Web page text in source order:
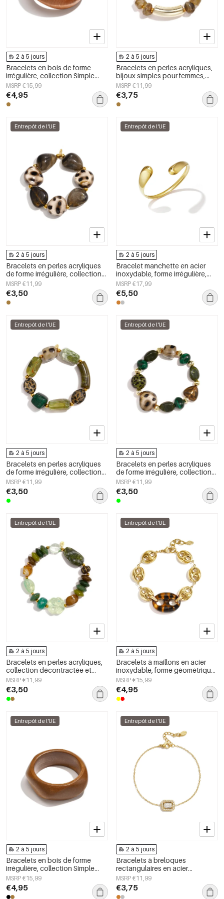
2 à 5 jours
Bracelets en bois de forme
irrégulière, collection Simple
Daily Simple, bijoux pour
femmes
MSRP €15,99
€4,95
2 à 5 jours
Bracelets en perles acryliques,
bijoux simples pour femmes,
collection Daily Simple
MSRP €11,99
€3,75
Entrepôt de l'UE
2 à 5 jours
Bracelets en perles acryliques
de forme irrégulière, collection
Simple Daily Simple, bijoux pour
femmes
MSRP €11,99
€3,50
Entrepôt de l'UE
2 à 5 jours
Bracelet manchette en acier
inoxydable, forme irrégulière,
collection Simple Daily Simple,
bijoux pour femmes
MSRP €17,99
€5,50
Entrepôt de l'UE
2 à 5 jours
Bracelets en perles acryliques
de forme irrégulière, collection
Simple Daily Simple, bijoux pour
femmes
MSRP €11,99
€3,50
Entrepôt de l'UE
2 à 5 jours
Bracelets en perles acryliques
de forme irrégulière, collection
Simple Daily Simple, bijoux pour
femmes
MSRP €11,99
€3,50
Entrepôt de l'UE
2 à 5 jours
Bracelets en perles acryliques,
collection décontractée et
simple pour femmes
MSRP €11,99
€3,50
Entrepôt de l'UE
2 à 5 jours
Bracelets à maillons en acier
inoxydable, forme géométrique,
collection Simple Daily Simple,
bijoux pour femmes
MSRP €15,99
€4,95
Entrepôt de l'UE
2 à 5 jours
Bracelets en bois de forme
irrégulière, collection Simple
Daily Simple, bijoux pour
femmes
MSRP €15,99
€4,95
Entrepôt de l'UE
2 à 5 jours
Bracelets à breloques
rectangulaires en acier
inoxydable, collection Simple
Daily Simple, bijoux pour
femmes
MSRP €11,99
€3,75